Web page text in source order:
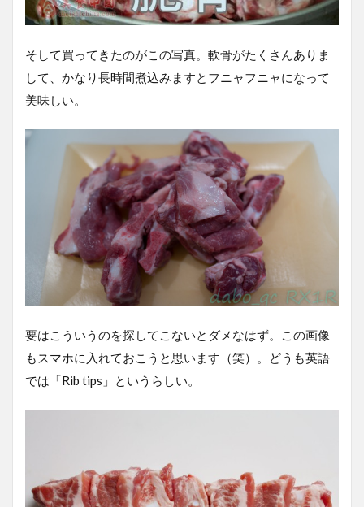
そして買ってきたのがこの写真。軟骨がたくさんありま
して、かなり長時間煮込みますとフニャフニャになって
美味しい。
要はこういうのを探してこないとダメなはず。この画像
もスマホに入れておこうと思います（笑）。どうも英語
では「Rib tips」というらしい。